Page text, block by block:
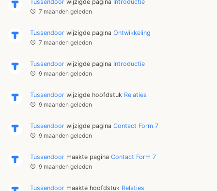
Tussendoor wijzigde pagina Introductie
7 maanden geleden
Tussendoor wijzigde pagina Ontwikkeling
7 maanden geleden
Tussendoor wijzigde pagina Introductie
9 maanden geleden
Tussendoor wijzigde hoofdstuk Relaties
9 maanden geleden
Tussendoor wijzigde pagina Contact Form 7
9 maanden geleden
Tussendoor maakte pagina Contact Form 7
9 maanden geleden
Tussendoor maakte hoofdstuk Relaties